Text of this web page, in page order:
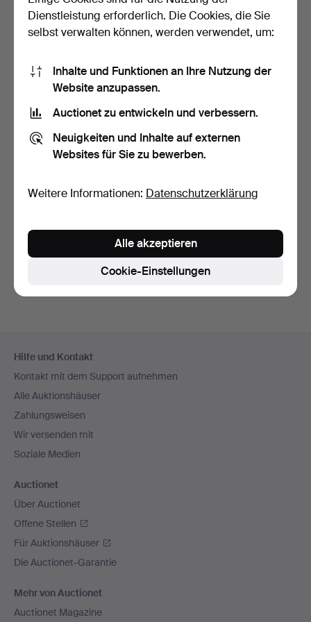
Paar, Messing, wahrschei…
, Glas und Metall, erste…
7 Tage
Sie können auch in
Beendete Auktionen aus unserem
Navigation
Hilfe und Kontakt
Kontakt mit dem Support aufnehmen
Alle Auktionshäuser
Zahlungsweisen
Wir versenden mit
Soziale Medien
Auctionet
Über Auctionet
Offene Stellen
Für Auktionshäuser
Die Auctionet-Garantie
Mehr von Auctionet
Auctionet Magazine
Dienstleistung erforderlich. Die Cookies, die Sie
selbst verwalten können, werden verwendet, um:
Inhalte und Funktionen an Ihre Nutzung der
Website anzupassen.
Auctionet zu entwickeln und verbessern.
Neuigkeiten und Inhalte auf externen
Websites für Sie zu bewerben.
Weitere Informationen: Datenschutzerklärung
Cookie-Einstellungen
Alle akzeptieren